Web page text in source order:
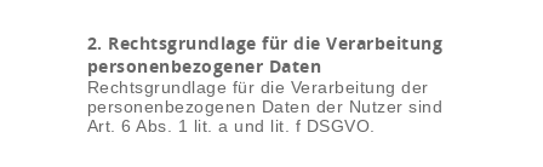
2. Rechtsgrundlage für die Verarbeitung
personenbezogener Daten
Rechtsgrundlage für die Verarbeitung der
personenbezogenen Daten der Nutzer sind
Art. 6 Abs. 1 lit. a und lit. f DSGVO.